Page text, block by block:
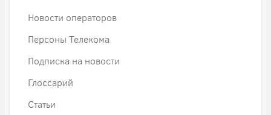
Новости операторов
Персоны Телекома
Подписка на новости
Глоссарий
Статьи